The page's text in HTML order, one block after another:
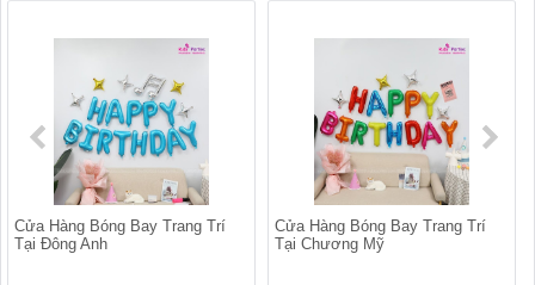
Cửa Hàng Bóng Bay Trang Trí
Tại Đông Anh
Cửa Hàng Bóng Bay Trang Trí
Tại Chương Mỹ